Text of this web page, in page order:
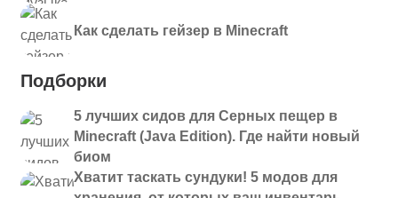
Как сделать гейзер в Minecraft
Подборки
5 лучших сидов для Серных пещер в
Minecraft (Java Edition). Где найти новый
биом
Хватит таскать сундуки! 5 модов для